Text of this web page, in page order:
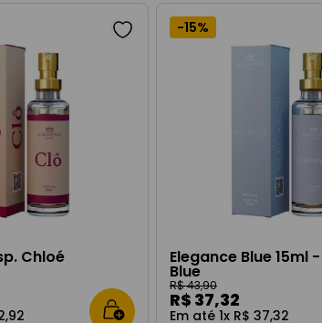
Chloé
,92
-15%
Elegance Blue 15ml
Blue
R$43,90
R$ 37,32
Em até 1x R$ 37,32